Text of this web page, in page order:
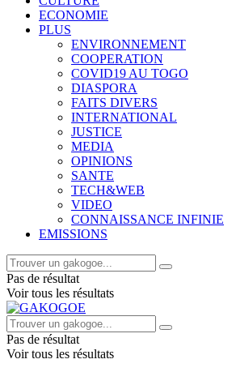
ECONOMIE
PLUS
ENVIRONNEMENT
COOPERATION
COVID19 AU TOGO
DIASPORA
FAITS DIVERS
INTERNATIONAL
JUSTICE
MEDIA
OPINIONS
SANTE
TECH&WEB
VIDEO
CONNAISSANCE INFINIE
EMISSIONS
Pas de résultat
Voir tous les résultats
Pas de résultat
Voir tous les résultats